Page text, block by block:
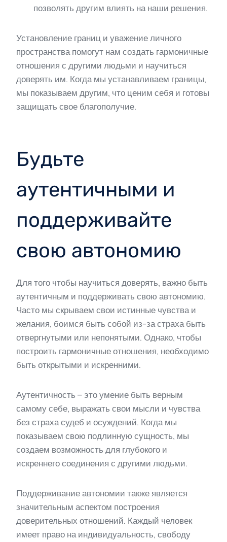
позволять другим влиять на наши решения.
Установление границ и уважение личного
пространства помогут нам создать гармоничные
отношения с другими людьми и научиться
доверять им. Когда мы устанавливаем границы,
мы показываем другим, что ценим себя и готовы
защищать свое благополучие.
Будьте
аутентичными и
поддерживайте
свою автономию
Для того чтобы научиться доверять, важно быть
аутентичным и поддерживать свою автономию.
Часто мы скрываем свои истинные чувства и
желания, боимся быть собой из-за страха быть
отвергнутыми или непонятыми. Однако, чтобы
построить гармоничные отношения, необходимо
быть открытыми и искренними.
Аутентичность – это умение быть верным
самому себе, выражать свои мысли и чувства
без страха судеб и осуждений. Когда мы
показываем свою подлинную сущность, мы
создаем возможность для глубокого и
искреннего соединения с другими людьми.
Поддерживание автономии также является
значительным аспектом построения
доверительных отношений. Каждый человек
имеет право на индивидуальность, свободу